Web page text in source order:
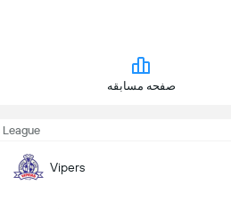
صفحه مسابقه
Vipers